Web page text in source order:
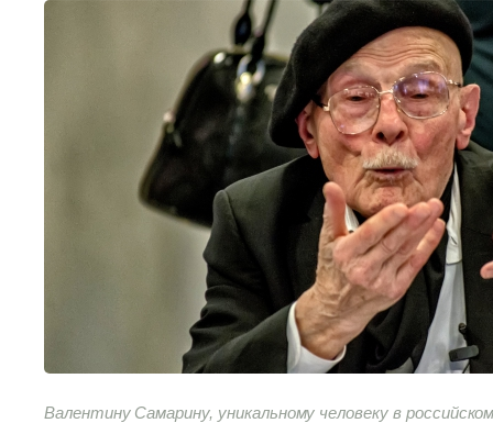
Валентину Самарину, уникальному человеку в